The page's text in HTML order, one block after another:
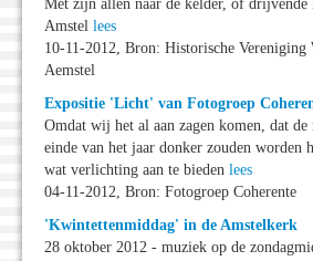
Met zijn allen naar de kelder, of drijvende
Amstel lees
10-11-2012, Bron: Historische Vereniging
Aemstel
Expositie 'Licht' van Fotogroep
Omdat wij het al aan zagen komen, dat de
einde van het jaar donker zouden worden
wat verlichting aan te bieden lees
04-11-2012, Bron: Fotogroep Coherente
'Kwintettenmiddag' in de Amstelkerk
28 oktober 2012 - muziek op de